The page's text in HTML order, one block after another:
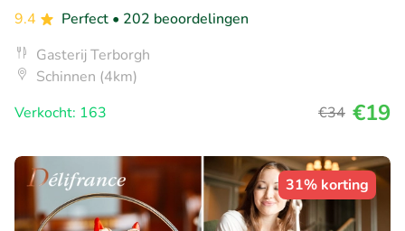
9.4
Perfect • 202 beoordelingen
Gasterij Terborgh
Schinnen (4km)
Verkocht: 163
€34 €19
31% korting